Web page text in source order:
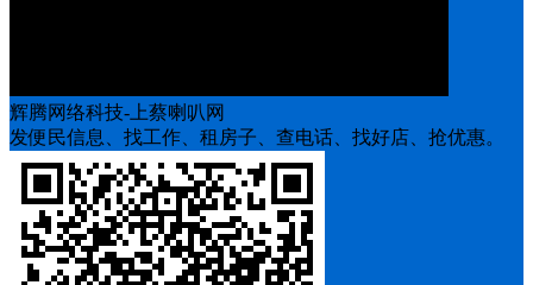
辉腾网络科技-上蔡喇叭网
发便民信息、找工作、租房子、查电话、找好店、抢优惠。